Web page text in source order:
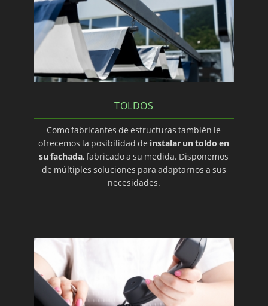
TOLDOS
Como fabricantes de estructuras también le
ofrecemos la posibilidad de instalar un toldo en
su fachada, fabricado a su medida. Disponemos
de múltiples soluciones para adaptarnos a sus
necesidades.